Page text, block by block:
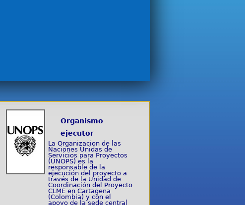
Organismo
ejecutor
La Organizacion de las
Naciones Unidas de
Servicios para Proyectos
(UNOPS) es la
responsable de la
ejecución del proyecto a
través de la Unidad de
Coordinación del Proyecto
CLME en Cartagena
(Colombia) y con el
apoyo de la sede central